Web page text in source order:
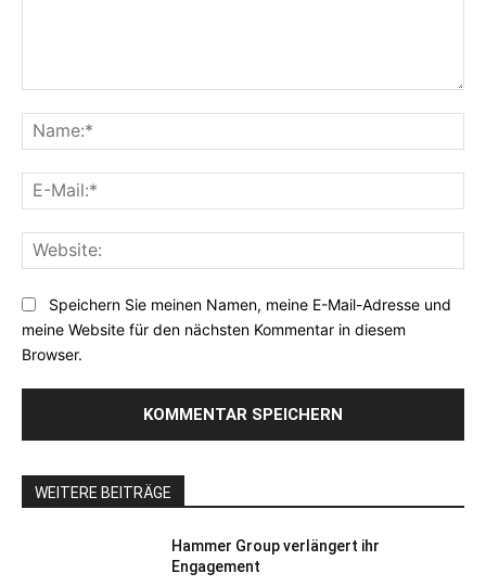
Speichern Sie meinen Namen, meine E-Mail-Adresse und
meine Website für den nächsten Kommentar in diesem
Browser.
WEITERE BEITRÄGE
Hammer Group verlängert ihr
Engagement